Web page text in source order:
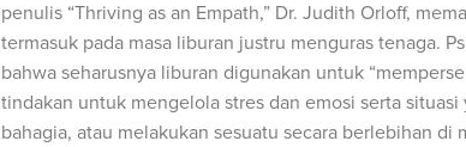
penulis “Thriving as an Empath,” Dr. Judith Orloff,
termasuk pada masa liburan justru menguras tenaga.
bahwa seharusnya liburan digunakan untuk
tindakan untuk mengelola stres dan emosi serta
bahagia, atau melakukan sesuatu secara berlebihan